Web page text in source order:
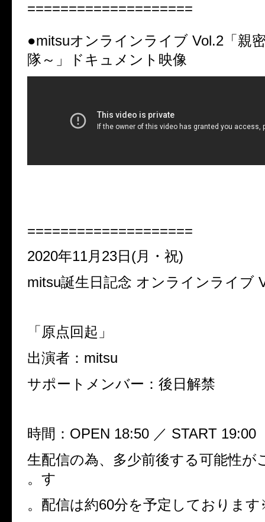
====================
●mitsuオンラインライブ Vol.2 「親
隊～」ドキュメント映像
====================
2020年11月 23日 (月・祝)
mitsu誕生日記念 オンラインライブ
「原点回起」
出演者： mitsu
サポートメンバー：後日解禁
時間： OPEN 18:50 ／ START 19:00
生配信の為、多少前後する可能性が
す。
配信は約60分を予定しております。